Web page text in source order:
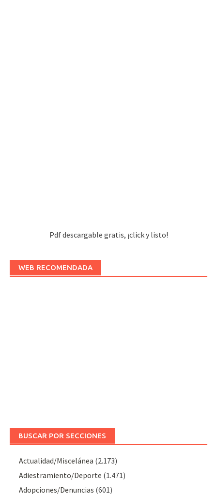
Pdf descargable gratis, ¡click y listo!
WEB RECOMENDADA
BUSCAR POR SECCIONES
Actualidad/Miscelánea (2.173)
Adiestramiento/Deporte (1.471)
Adopciones/Denuncias (601)